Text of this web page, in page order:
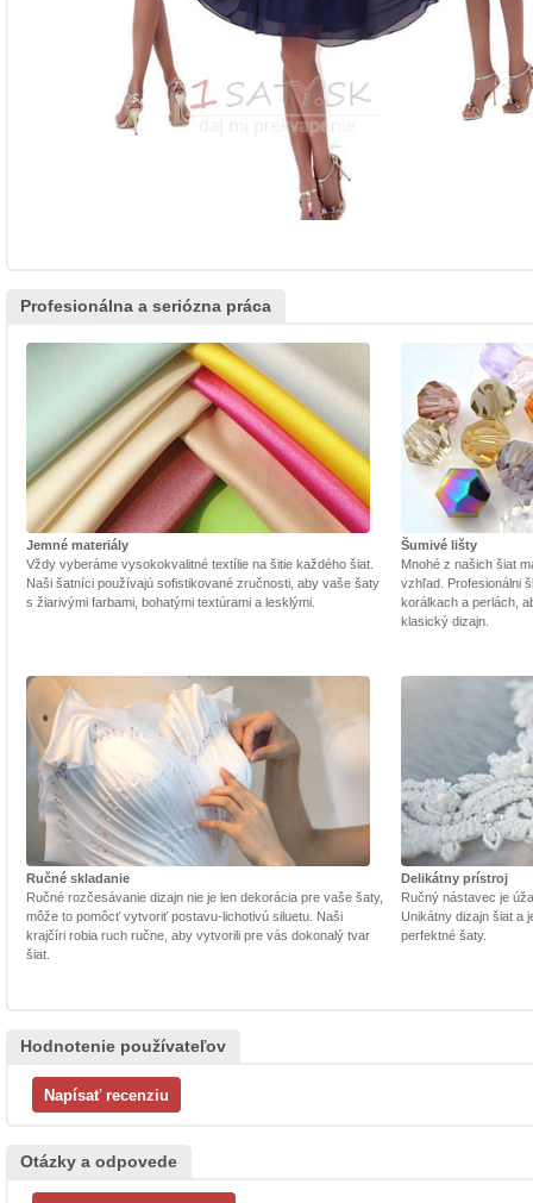
Profesionálna a seriózna práca
Jemné materiály
Vždy vyberáme vysokokvalitné textílie na šitie každého šiat.
Naši šatníci používajú sofistikované zručnosti, aby vaše šaty
s žiarivými farbami, bohatými textúrami a lesklými.
Šumivé lišty
Mnohé z našich šiat
vzhľad. Profesionálni
korálkach a perlách,
klasický dizajn.
Ručné skladanie
Ručné rozčesávanie dizajn nie je len dekorácia pre vaše šaty,
môže to pomôcť vytvoriť postavu-lichotivú siluetu. Naši
krajčíri robia ruch ručne, aby vytvorili pre vás dokonalý tvar
šiat.
Delikátny prístroj
Ručný nástavec je
Unikátny dizajn šiat a
perfektné šaty.
Hodnotenie používateľov
Otázky a odpovede